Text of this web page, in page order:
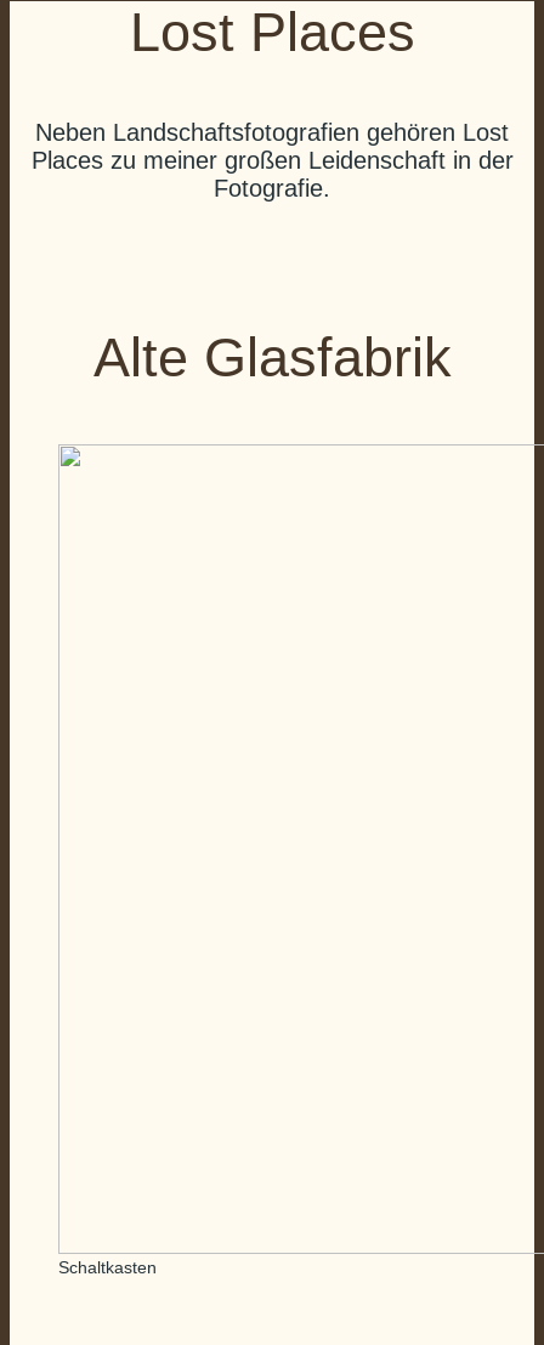
Lost Places
Neben Landschaftsfotografien gehören Lost
Places zu meiner großen Leidenschaft in der
Fotografie.
Alte Glasfabrik
Schaltkasten